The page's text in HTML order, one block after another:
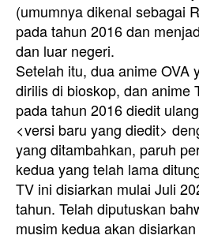
(umumnya dikenal sebagai
pada tahun 2016 dan
dan luar negeri.
Setelah itu, dua anime OVA
dirilis di bioskop, dan anime
pada tahun 2016 diedit
<versi baru yang diedit>
yang ditambahkan, paruh
kedua yang telah lama
TV ini disiarkan mulai Juli
tahun. Telah diputuskan
musim kedua akan